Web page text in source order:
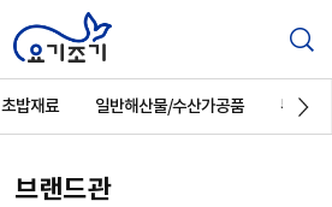
초밥재료 일반해산물/수산가공품 튀김제
브랜드관